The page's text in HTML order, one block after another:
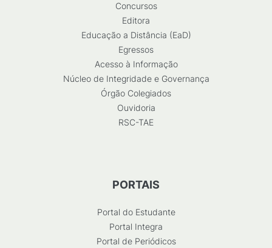
Concursos
Editora
Educação a Distância (EaD)
Egressos
Acesso à Informação
Núcleo de Integridade e Governança
Órgão Colegiados
Ouvidoria
RSC-TAE
PORTAIS
Portal do Estudante
Portal Integra
Portal de Periódicos